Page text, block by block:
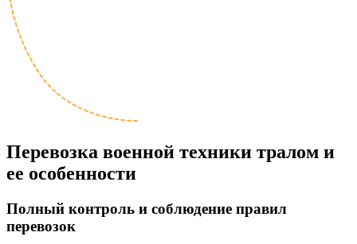
Перевозка военной техники тралом и
ее особенности
Полный контроль и соблюдение правил
перевозок